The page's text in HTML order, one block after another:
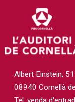
Albert Einstein, 51
08940 Cornellà